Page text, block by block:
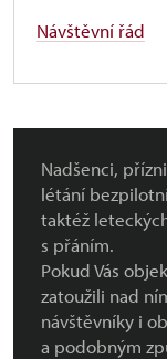
Návštěvní řád
Nadšenci,
létání
taktéž
s přáním.
Pokud Vás
zatoužili nad
návštěvníky i
a podobným